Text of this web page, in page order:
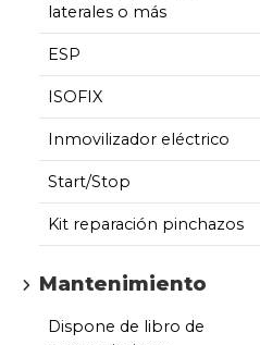
laterales o más
ESP
ISOFIX
Inmovilizador eléctrico
Start/Stop
Kit reparación pinchazos
Mantenimiento
Dispone de libro de